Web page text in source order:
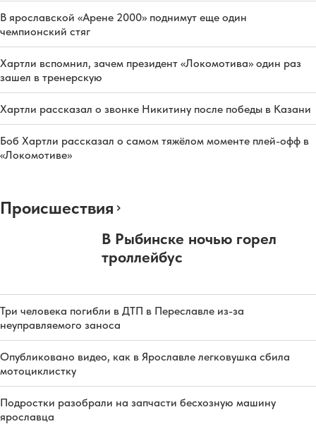
В ярославской «Арене 2000» поднимут еще один
чемпионский стяг
Хартли вспомнил, зачем президент «Локомотива» один раз
зашел в тренерскую
Хартли рассказал о звонке Никитину после победы в Казани
Боб Хартли рассказал о самом тяжёлом моменте плей-офф в
«Локомотиве»
Происшествия
В Рыбинске ночью горел
троллейбус
Три человека погибли в ДТП в Переславле из-за
неуправляемого заноса
Опубликовано видео, как в Ярославле легковушка сбила
мотоциклистку
Подростки разобрали на запчасти бесхозную машину
ярославца